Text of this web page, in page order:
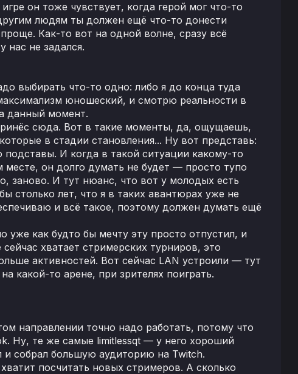
он тоже чувствует, когда герой мог что-то
людям ты должен ещё что-то донести
Как-то вот на одной волне, сразу всё
нас не задался.
выбирать что-то одно: либо я до конца туда
юношеский, и смотрю реальности в
данный момент.
сюда. Вот в такие моменты, да, ощущаешь,
в стадии становления... Ну вот представь:
подставы. И когда в такой ситуации какому-то
он долго думать не будет — просто тупо
заново. И тут нюанс, что вот у молодых есть
столько лет, что я в таких авантюрах уже не
и всё такое, поэтому должен думать ещё
как будто бы мечту эту просто отпустил, и
хватает стримерских турниров, это
активностей. Вот сейчас LAN устроили — тут
какой-то арене, при зрителях поиграть.
направлении точно надо работать, потому что
Ну, те же самые limitlessqt — у него хороший
и собрал большую аудиторию на Twitch.
посчитать новых стримеров. А сколько